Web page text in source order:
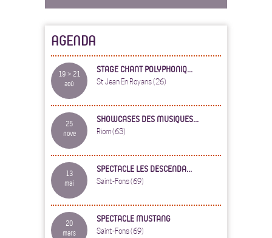
AGENDA
19 > 21
aoû
STAGE CHANT POLYPHONIQ...
St Jean En Royans (26)
25
nove
SHOWCASES DES MUSIQUES...
Riom (63)
13
mai
SPECTACLE LES DESCENDA...
Saint-Fons (69)
20
mars
SPECTACLE MUSTANG
Saint-Fons (69)